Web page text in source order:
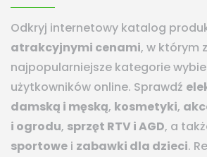
Odkryj internetowy katalog
atrakcyjnymi cenami, w którym
najpopularniejsze kategorie
użytkowników online. Sprawdź
damską i męską, kosmetyki,
i ogrodu, sprzęt RTV i AGD, a
sportowe i zabawki dla dzieci.